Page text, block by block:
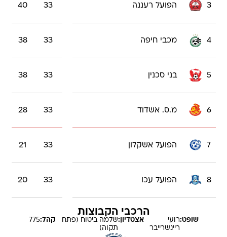
3 הפועל רעננה 33
40
4 מכבי חיפה 33
38
5 בני סכנין 33
38
6 מ.ס. אשדוד 33
28
7 הפועל אשקלון 33
21
8 הפועל עכו 33
20
הרכבי הקבוצות
שופט:רועי
ריינשרייבר
אצטדיון:שלמה ביטוח (פתח
תקוה)
קהל:775